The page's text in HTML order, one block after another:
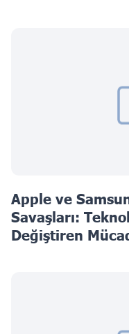
Apple ve
Savaşları:
Değiştiren